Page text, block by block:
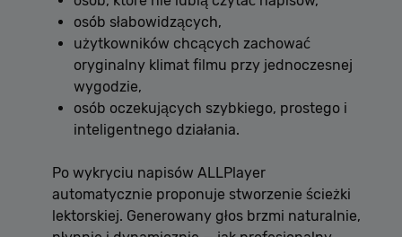
osób słabowidzących,
użytkowników chcących zachować
oryginalny klimat filmu przy jednoczesnej
wygodzie,
osób oczekujących szybkiego, prostego i
inteligentnego działania.
Po wykryciu napisów ALLPlayer
automatycznie proponuje stworzenie ścieżki
lektorskiej. Generowany głos brzmi naturalnie,